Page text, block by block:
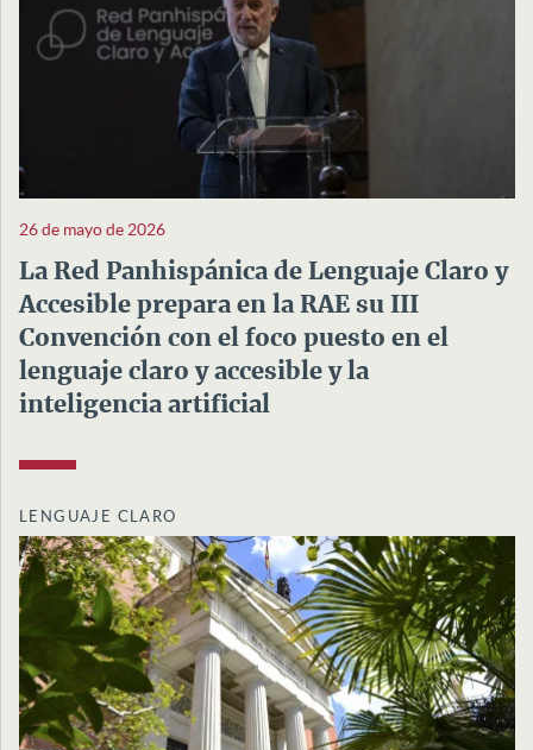
26 de mayo de 2026
La Red Panhispánica de Lenguaje Claro y
Accesible prepara en la RAE su III
Convención con el foco puesto en el
lenguaje claro y accesible y la
inteligencia artificial
LENGUAJE CLARO